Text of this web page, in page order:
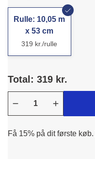
Rulle: 10,05 m
x 53 cm
319 kr./rulle
Total: 319 kr.
Få 15% på dit første køb.